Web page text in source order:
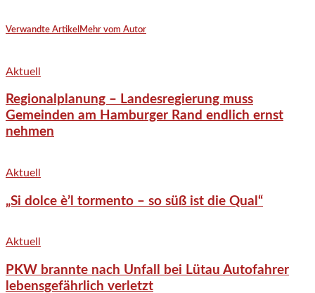
Verwandte Artikel Mehr vom Autor
Aktuell
Regionalplanung – Landesregierung muss
Gemeinden am Hamburger Rand endlich ernst
nehmen
Aktuell
„Si dolce è’l tormento – so süß ist die Qual“
Aktuell
PKW brannte nach Unfall bei Lütau Autofahrer
lebensgefährlich verletzt